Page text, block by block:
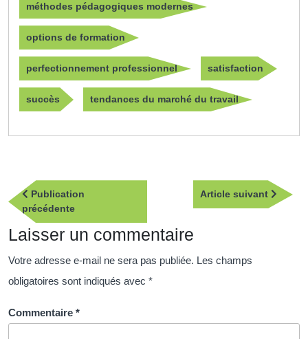
méthodes pédagogiques modernes
options de formation
perfectionnement professionnel satisfaction
succès tendances du marché du travail
Navigation
de
l’article
Publication
précédentePublication
précédente
Article suivant
Article
Laisser un commentaire
Votre adresse e-mail ne sera pas publiée. Les champs
obligatoires sont indiqués avec *
Commentaire *